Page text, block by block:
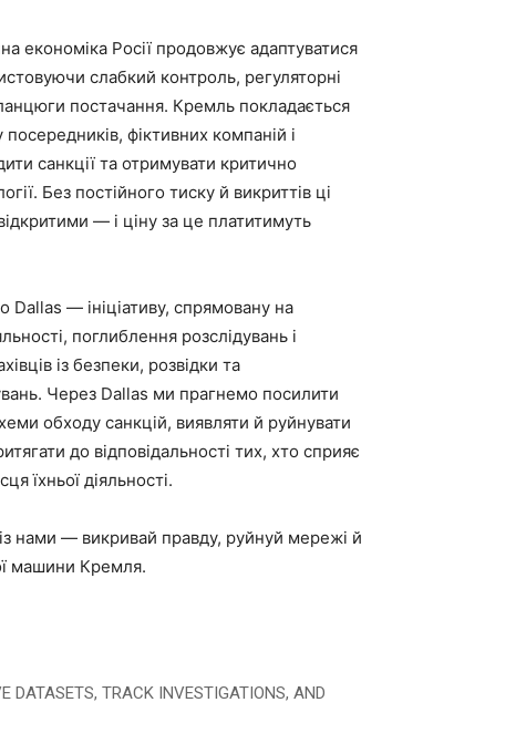
економіка Росії продовжує адаптуватися
слабкий контроль, регуляторні
постачання. Кремль покладається
фіктивних компаній і
санкції та отримувати критично
Без постійного тиску й викриттів ці
— і ціну за це платитимуть
— ініціативу, спрямовану на
поглиблення розслідувань і
із безпеки, розвідки та
Через Dallas ми прагнемо посилити
обходу санкцій, виявляти й руйнувати
до відповідальності тих, хто сприяє
їхньої діяльності.
нами — викривай правду, руйнуй мережі й
машини Кремля.
DATASETS, TRACK INVESTIGATIONS, AND